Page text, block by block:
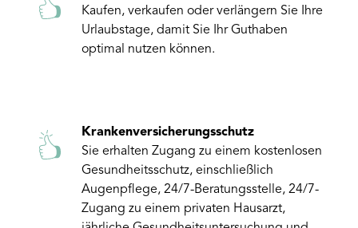
Kaufen, verkaufen oder verlängern Sie Ihre
Urlaubstage, damit Sie Ihr Guthaben
optimal nutzen können.
Krankenversicherungsschutz
Sie erhalten Zugang zu einem kostenlosen
Gesundheitsschutz, einschließlich
Augenpflege, 24/7-Beratungsstelle, 24/7-
Zugang zu einem privaten Hausarzt,